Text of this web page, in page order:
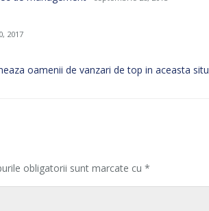
2017
oamenii de vanzari de top in aceasta
obligatorii sunt marcate cu *